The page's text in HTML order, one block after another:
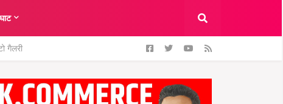
गैलरी